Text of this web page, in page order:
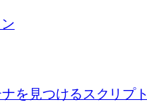
を見つけるスクリプト